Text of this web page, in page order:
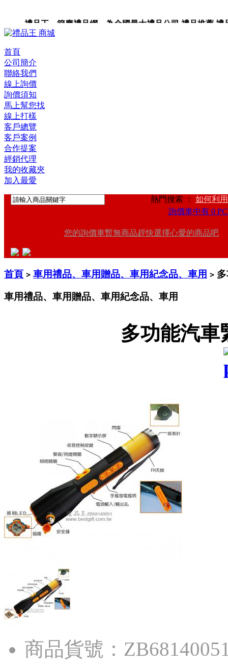
禮品王 節慶禮品網 為全國最大禮品公司,禮品推薦,禮
卡,企業禮品,禮品小物,高級禮品,禮品網站。
首頁
公司簡介
聯絡我們
線上詢價
詢價須知
馬上幫您找
線上打樣
客戶總覽
客戶案例
合作提案
經銷代理
我的收藏夾
加入最愛
熱門搜索 ： 如何利
詢價車中有 0
您的詢價車暫無商品趕快選擇心愛的商品吧
首頁 > 車用禮品、車用贈品、車用紀念品、車用 >
車用禮品、車用贈品、車用紀念品、車用
多功能汽車
商品貨號：